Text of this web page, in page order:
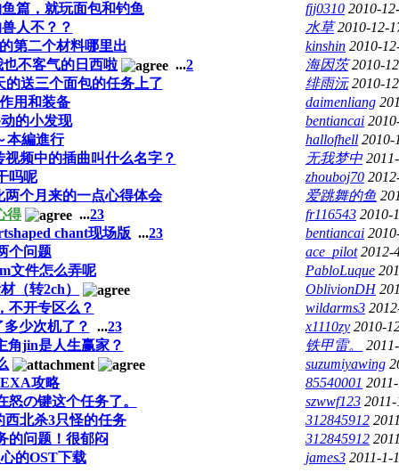
篇，就玩面包和钓鱼 fjj0310 2010-
人不？？
水草 2010-12-
第二个材料哪里出
kinshin 2010-
不客气的日西啦
...2 海因茨 2010-
送三个面包的任务上了
绯雨沅 2010-
用和装备
daimenliang
的小发现
bentiancai
本編進行
hallofhell 2010-
频中的插曲叫什么名字？
无我梦中
吗呢
zhouboj70
两个月来的一点心得体会
爱跳舞的鱼
得
...23 fr116543 2010-
chant现场版 ...23 bentiancai
个问题
ace_pilot 2012-
文件怎么弄呢
PabloLuque
（转2ch）
OblivionDH
不开专区么？
wildarms3
少次机了？
...23 x1110zy 2010-
角jin是人生赢家？
铁甲雷。
suzumiyawing
攻略
85540001
の键这个任务了。
szwwf123
北杀3只怪的任务
312845912
的问题！很郁闷
312845912
的OST下载
james3 2011-1-